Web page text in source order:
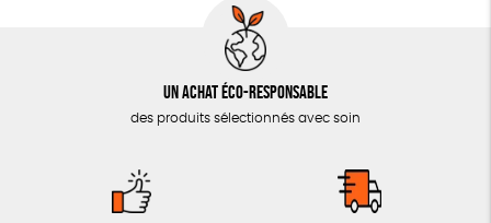
Un achat éco-responsable
des produits sélectionnés avec soin